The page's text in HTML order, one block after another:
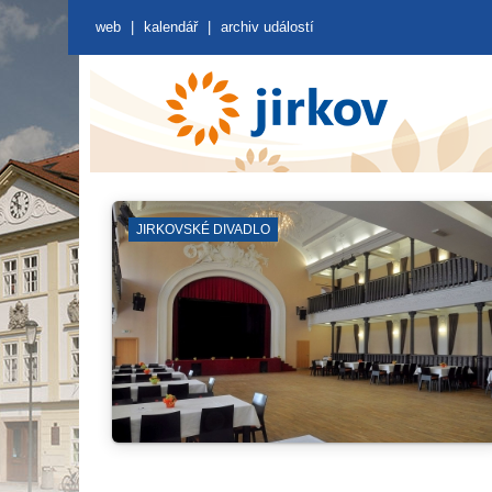
web kalendář archiv událostí
DIVADLO KNIHOVNA